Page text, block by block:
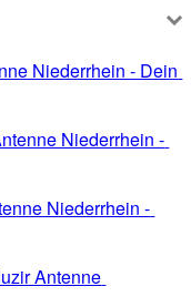
Niederrhein - Dein
Niederrhein -
Niederrhein -
Antenne